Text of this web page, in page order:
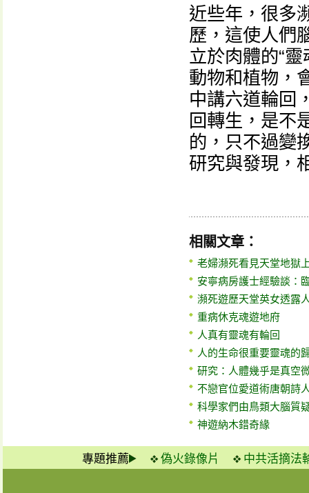
近些年，很多
歷，這使人們
立於肉體的“
動物和植物，
中講六道輪回
回轉生，是不
的，只不過變
研究與發現，
相關文章：
老婦瀕死看見天堂地獄
安寧病房護士經驗談：
瀕死遊歷天堂英女透露
重病休克魂遊地府
人真有靈魂有輪回
人的生命很重要靈魂的
研究：人體幾乎是真空
不戀官位愛道術唐朝詩
科學家們由鳥類大腦質
神遊納木錯奇緣
專題推薦 偽火錄像片 中共活摘法